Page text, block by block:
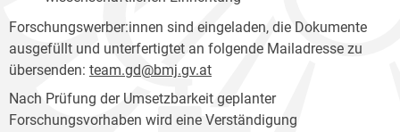
Forschungswerber:innen sind eingeladen, die Dokumente
ausgefüllt und unterfertigtet an folgende Mailadresse zu
übersenden: team.gd@bmj.gv.at
Nach Prüfung der Umsetzbarkeit geplanter
Forschungsvorhaben wird eine Verständigung